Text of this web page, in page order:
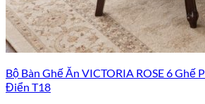
Bộ Bàn Ghế Ăn VICTORIA ROSE 6 Ghế
Điển T18